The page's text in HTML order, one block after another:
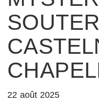
22 août 2025